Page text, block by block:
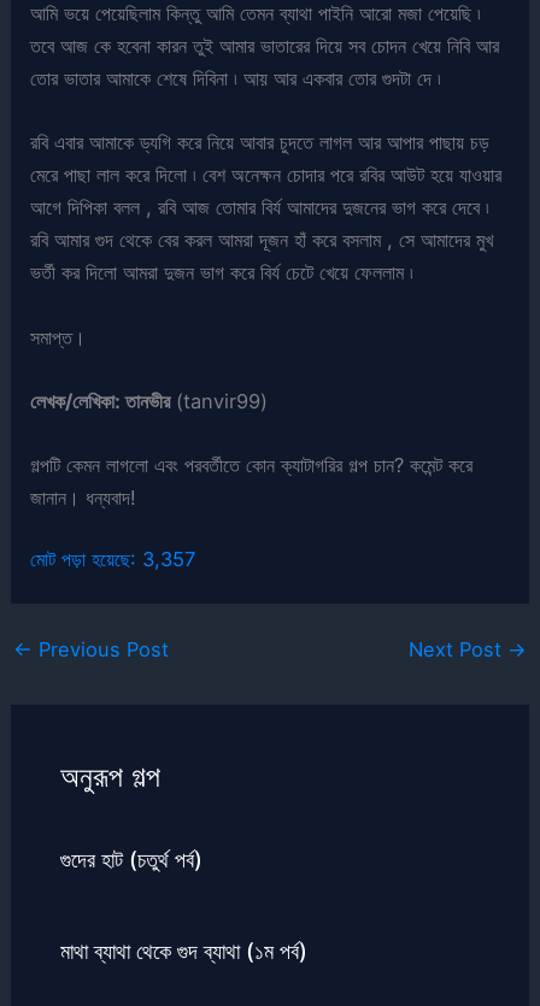
আমি ভয়ে পেয়েছিলাম কিন্তু আমি তেমন ব্যাথা পাইনি আরো মজা পেয়েছি ৷
তবে আজ কে হবেনা কারন তুই আমার ভাতারের দিয়ে সব চোদন খেয়ে নিবি আর
তোর ভাতার আমাকে শেষে দিবিনা ৷ আয় আর একবার তোর গুদটা দে ৷
রবি এবার আমাকে ড্যগি করে নিয়ে আবার চুদতে লাগল আর আপার পাছায় চড়
মেরে পাছা লাল করে দিলো ৷ বেশ অনেক্ষন চোদার পরে রবির আউট হয়ে যাওয়ার
আগে দিপিকা বলল , রবি আজ তোমার বির্য আমাদের দুজনের ভাগ করে দেবে ৷
রবি আমার গুদ থেকে বের করল আমরা দূজন হাঁ করে বসলাম , সে আমাদের মুখ
ভর্তী কর দিলো আমরা দুজন ভাগ করে বির্য চেটে খেয়ে ফেললাম ৷
সমাপ্ত।
লেখক/লেখিকা: তানভীর(tanvir99)
গল্পটি কেমন লাগলো এবং পরবর্তীতে কোন ক্যাটাগরির গল্প চান? কমেন্ট করে
জানান। ধন্যবাদ!
মোট পড়া হয়েছে: 3,357
← Previous Post Next Post →
অনুরূপ গল্প
গুদের হাট (চতুর্থ পর্ব)
মাথা ব্যাথা থেকে গুদ ব্যাথা (১ম পর্ব)